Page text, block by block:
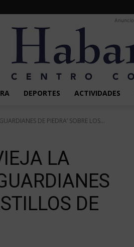
Anuncio
DEPORTES ACTIVIDADES
DE PIEDRA’ SOBRE LOS...
LA
DE